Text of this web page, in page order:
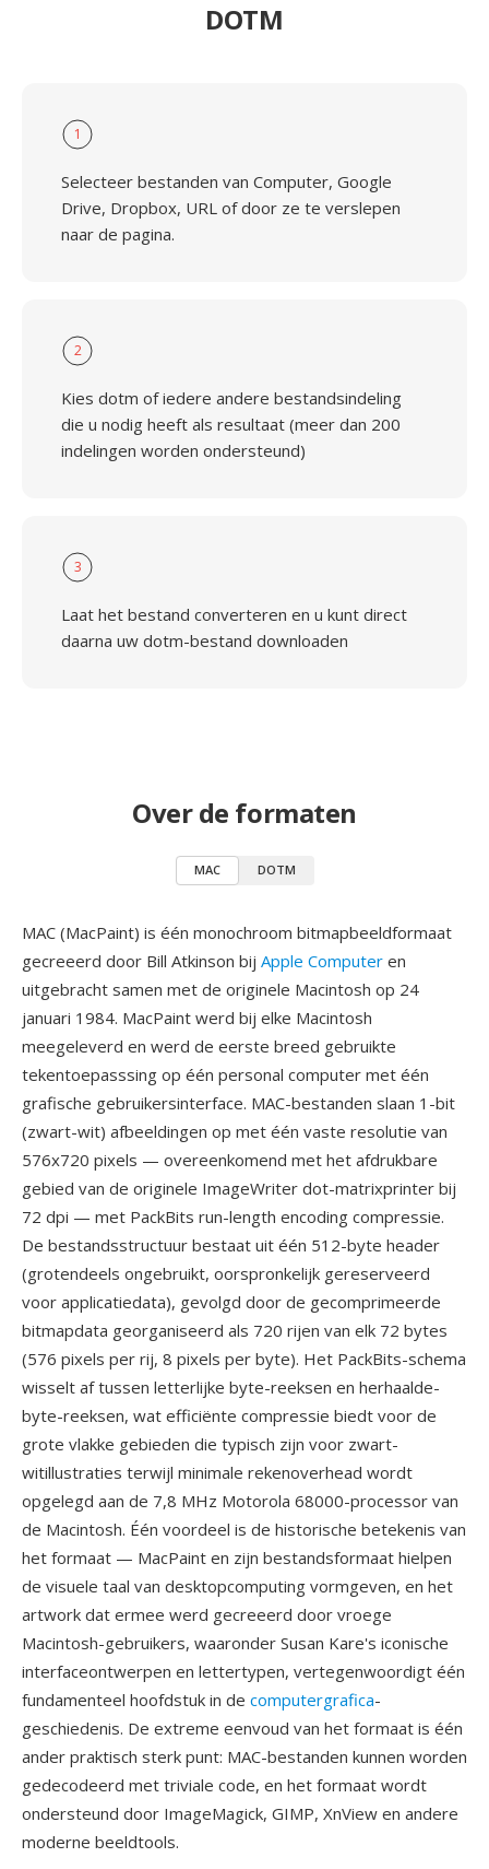
DOTM
1
Selecteer bestanden van Computer, Google
Drive, Dropbox, URL of door ze te verslepen
naar de pagina.
2
Kies dotm of iedere andere bestandsindeling
die u nodig heeft als resultaat (meer dan 200
indelingen worden ondersteund)
3
Laat het bestand converteren en u kunt direct
daarna uw dotm-bestand downloaden
Over de formaten
MAC DOTM
MAC (MacPaint) is één monochroom bitmapbeeldformaat
gecreeerd door Bill Atkinson bij Apple Computer en
uitgebracht samen met de originele Macintosh op 24
januari 1984. MacPaint werd bij elke Macintosh
meegeleverd en werd de eerste breed gebruikte
tekentoepasssing op één personal computer met één
grafische gebruikersinterface. MAC-bestanden slaan 1-bit
(zwart-wit) afbeeldingen op met één vaste resolutie van
576x720 pixels — overeenkomend met het afdrukbare
gebied van de originele ImageWriter dot-matrixprinter bij
72 dpi — met PackBits run-length encoding compressie.
De bestandsstructuur bestaat uit één 512-byte header
(grotendeels ongebruikt, oorspronkelijk gereserveerd
voor applicatiedata), gevolgd door de gecomprimeerde
bitmapdata georganiseerd als 720 rijen van elk 72 bytes
(576 pixels per rij, 8 pixels per byte). Het PackBits-schema
wisselt af tussen letterlijke byte-reeksen en herhaalde-
byte-reeksen, wat efficiënte compressie biedt voor de
grote vlakke gebieden die typisch zijn voor zwart-
witillustraties terwijl minimale rekenoverhead wordt
opgelegd aan de 7,8 MHz Motorola 68000-processor van
de Macintosh. Één voordeel is de historische betekenis van
het formaat — MacPaint en zijn bestandsformaat hielpen
de visuele taal van desktopcomputing vormgeven, en het
artwork dat ermee werd gecreeerd door vroege
Macintosh-gebruikers, waaronder Susan Kare's iconische
interfaceontwerpen en lettertypen, vertegenwoordigt één
fundamenteel hoofdstuk in de computergrafica-
geschiedenis. De extreme eenvoud van het formaat is één
ander praktisch sterk punt: MAC-bestanden kunnen worden
gedecodeerd met triviale code, en het formaat wordt
ondersteund door ImageMagick, GIMP, XnView en andere
moderne beeldtools.